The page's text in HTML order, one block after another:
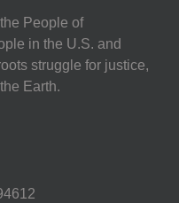
People of
in the U.S. and
struggle for justice,
Earth.